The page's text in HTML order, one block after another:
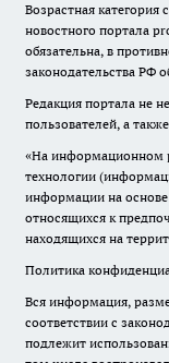
Возрастная категория
новостного портала
обязательна, в
законодательства РФ
Редакция портала не
пользователей, а
«На информационном
технологии
информации на основе
относящихся к
находящихся на
Политика
Вся информация,
соответствии с
подлежит